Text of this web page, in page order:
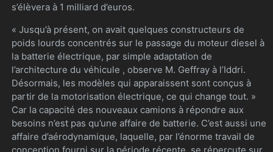
s’élèvera à 1 milliard d’euros.
« Jusqu’à présent, on avait quelques constructeurs de
poids lourds concentrés sur le passage du moteur diesel à
la batterie électrique, par simple adaptation de
l’architecture du véhicule , observe M. Geffray à l’Iddri.
Désormais, les modèles qui apparaissent sont conçus à
partir de la motorisation électrique, ce qui change tout. »
Car la capacité des nouveaux camions à répondre aux
besoins n’est pas qu’une affaire de batterie. C’est aussi une
affaire d’aérodynamique, laquelle, par l’énorme travail de